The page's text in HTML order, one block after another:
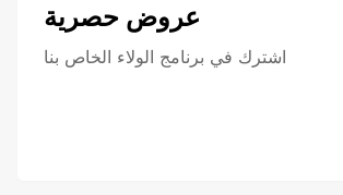
عروض حصرية
اشترك في برنامج الولاء الخاص بنا